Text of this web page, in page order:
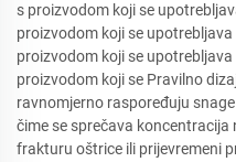
s proizvodom koji se
proizvodom koji se
proizvodom koji se
proizvodom koji se Pravilno
ravnomjerno raspoređuju
čime se sprečava
frakturu oštrice ili prijevremeni